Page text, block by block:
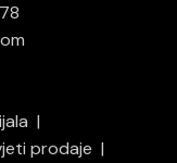
prodaje